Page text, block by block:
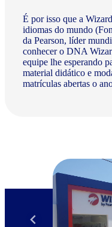
É por isso que a
idiomas do mundo
da Pearson, líder
conhecer o DNA
equipe lhe esperando
material didático e
matrículas abertas o